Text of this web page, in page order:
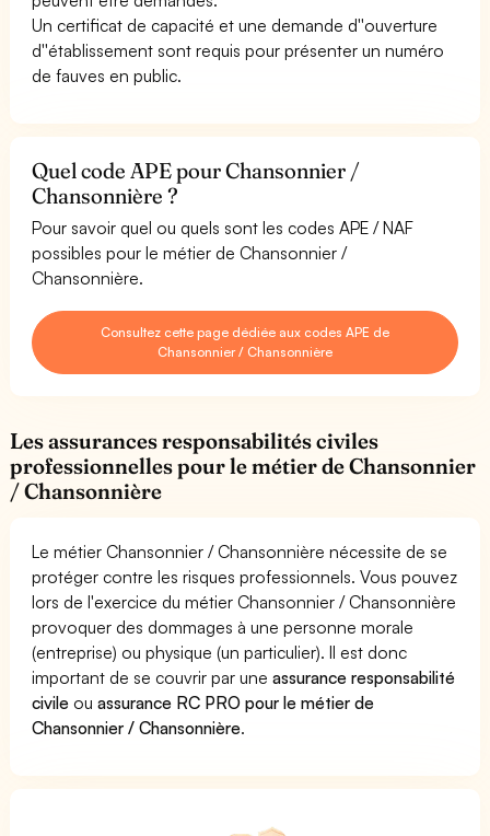
Un certificat de capacité et une demande d''ouverture
d''établissement sont requis pour présenter un numéro
de fauves en public.
Quel code APE pour Chansonnier /
Chansonnière ?
Pour savoir quel ou quels sont les codes APE / NAF
possibles pour le métier de Chansonnier /
Chansonnière.
Consultez cette page dédiée aux codes APE de
Chansonnier / Chansonnière
Les assurances responsabilités civiles
professionnelles pour le métier de Chansonnier
/ Chansonnière
Le métier Chansonnier / Chansonnière nécessite de se
protéger contre les risques professionnels. Vous pouvez
lors de l'exercice du métier Chansonnier / Chansonnière
provoquer des dommages à une personne morale
(entreprise) ou physique (un particulier). Il est donc
important de se couvrir par uneassurance responsabilité
civile ouassurance RC PRO pour le métier de
Chansonnier / Chansonnière.